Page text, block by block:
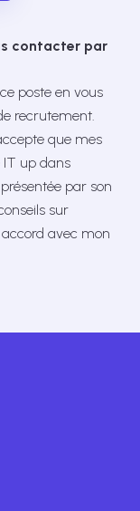
contacter par
poste en vous
recrutement.
que mes
IT up dans
par son
sur
avec mon